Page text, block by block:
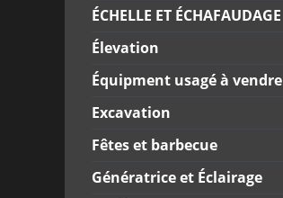
ÉCHELLE ET ÉCHAFAUDAGE
Élevation
Équipment usagé à vendre
Excavation
Fêtes et barbecue
Génératrice et Éclairage